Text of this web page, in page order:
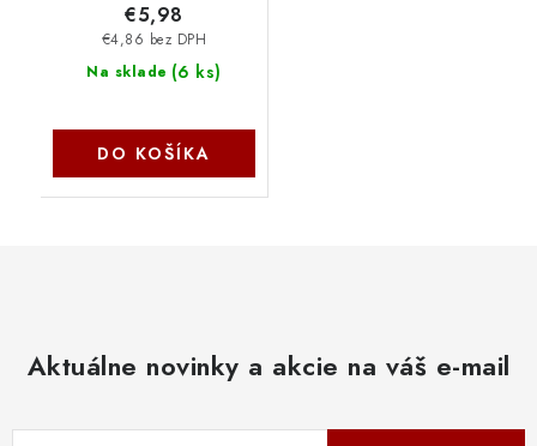
Na sklade (6 ks)
€4,86 bez DPH
€5,98
DO KOŠÍKA
Aktuálne novinky a akcie na váš e-mail